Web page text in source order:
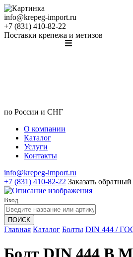
info@krepeg-import.ru
+7 (831) 410-82-22
Поставки крепежа и метизов
по России и СНГ
О компании
Каталог
Услуги
Контакты
info@krepeg-import.ru
+7 (831) 410-82-22 Заказать
Вход
ПОИСК
Главная Каталог Болты DIN 444 /